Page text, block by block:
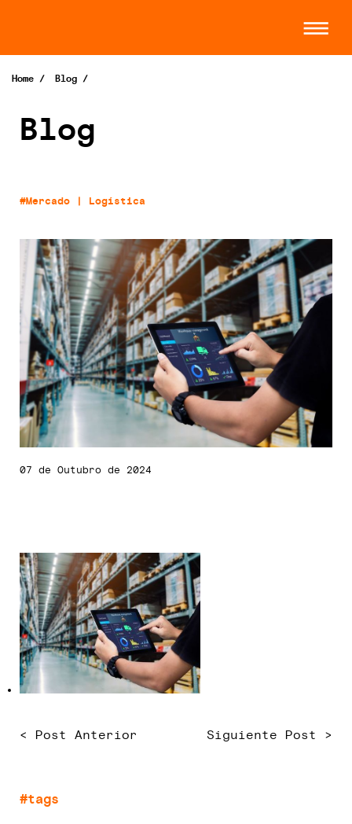
Home / Blog /
Blog
#Mercado | Logística
07 de Outubro de 2024
< Post Anterior Siguiente Post >
#tags